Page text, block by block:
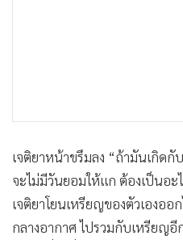
เจติยาหน้าขรึมลง “ถ้ามันเกิด
จะไม่มีวันยอมให้แก ต้องเป็นอะ
เจติยาโยนเหรียญของตัวเองอ
กลางอากาศ ไปรวมกับเหรีย